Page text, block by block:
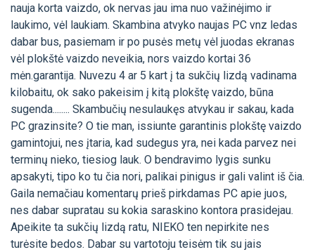
nauja korta vaizdo, ok nervas jau ima nuo važinėjimo ir
laukimo, vėl laukiam. Skambina atvyko naujas PC vnz ledas
dabar bus, pasiemam ir po pusės metų vėl juodas ekranas
vėl plokštė vaizdo neveikia, nors vaizdo kortai 36
mėn.garantija. Nuvezu 4 ar 5 kart į ta sukčių lizdą vadinama
kilobaitu, ok sako pakeisim į kitą plokštę vaizdo, būna
sugenda........ Skambučių nesulaukęs atvykau ir sakau, kada
PC grazinsite? O tie man, issiunte garantinis plokštę vaizdo
gamintojui, nes įtaria, kad sudegus yra, nei kada parvez nei
terminų nieko, tiesiog lauk. O bendravimo lygis sunku
apsakyti, tipo ko tu čia nori, palikai pinigus ir gali valint iš čia.
Gaila nemačiau komentarų prieš pirkdamas PC apie juos,
nes dabar supratau su kokia saraskino kontora prasidejau.
Apeikite ta sukčių lizdą ratu, NIEKO ten nepirkite nes
turėsite bedos. Dabar su vartotoju teisėm tik su jais